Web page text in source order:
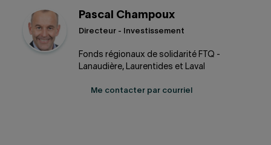
Pascal Champoux
Directeur - Investissement
Fonds régionaux de solidarité FTQ -
Lanaudière, Laurentides et Laval
Me contacter par courriel